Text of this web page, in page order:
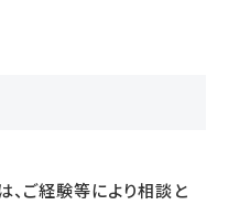
、ご経験等により相談と